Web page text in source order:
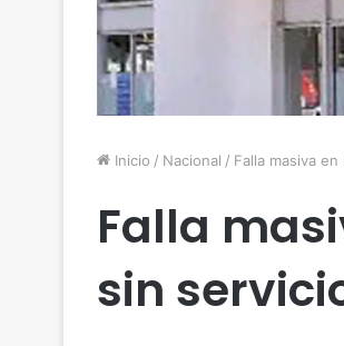
Inicio / Nacional / Falla masiva
Falla
sin